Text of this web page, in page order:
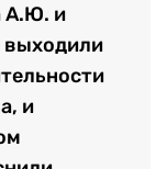
А.Ю. и
выходили
и